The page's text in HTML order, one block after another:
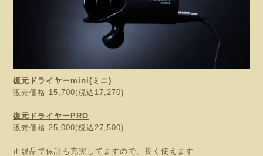
復元ドライヤーmini(ミニ)
販売価格 15,700(税込17,270)
復元ドライヤーPRO
販売価格 25,000(税込27,500)
正規品で保証も充実してますので、長く使えます